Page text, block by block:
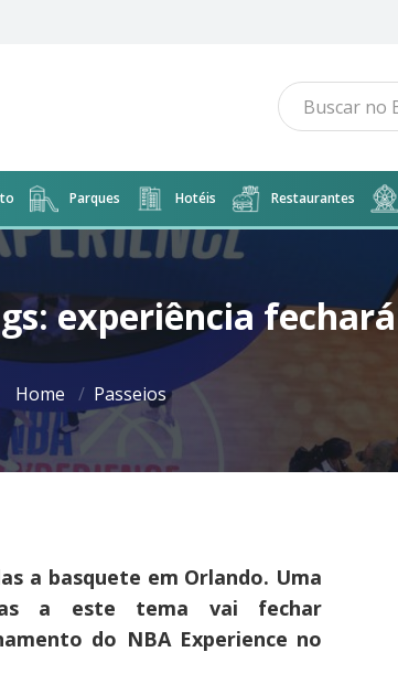
Parques Hotéis Restaurantes
experiência
Home Passeios
a basquete em Orlando. Uma
a este tema vai fechar
do NBA Experience no